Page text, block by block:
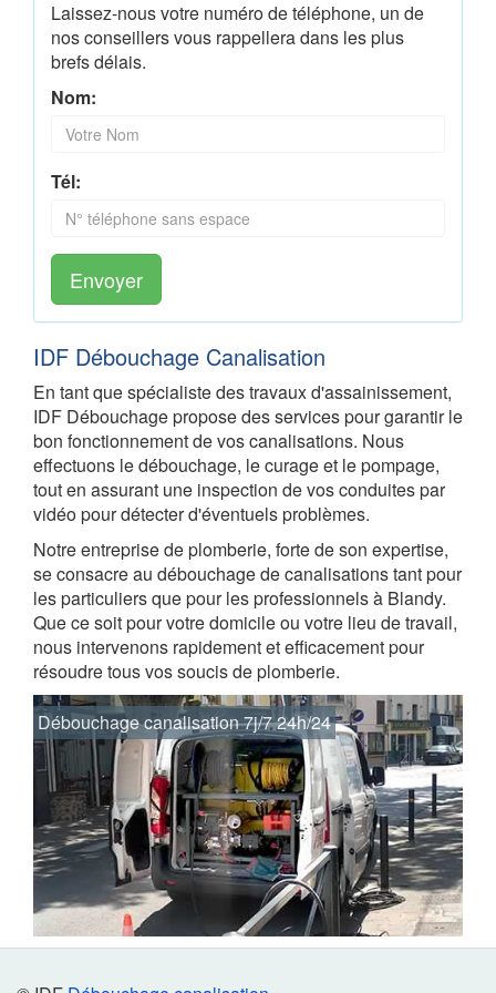
Laissez-nous votre numéro de téléphone, un de
nos conseillers vous rappellera dans les plus
brefs délais.
Nom:
Tél:
Envoyer
IDF Débouchage Canalisation
En tant que spécialiste des travaux d'assainissement,
IDF Débouchage propose des services pour garantir le
bon fonctionnement de vos canalisations. Nous
effectuons le débouchage, le curage et le pompage,
tout en assurant une inspection de vos conduites par
vidéo pour détecter d'éventuels problèmes.
Notre entreprise de plomberie, forte de son expertise,
se consacre au débouchage de canalisations tant pour
les particuliers que pour les professionnels à Blandy.
Que ce soit pour votre domicile ou votre lieu de travail,
nous intervenons rapidement et efficacement pour
résoudre tous vos soucis de plomberie.
Débouchage canalisation 7j/7 24h/24